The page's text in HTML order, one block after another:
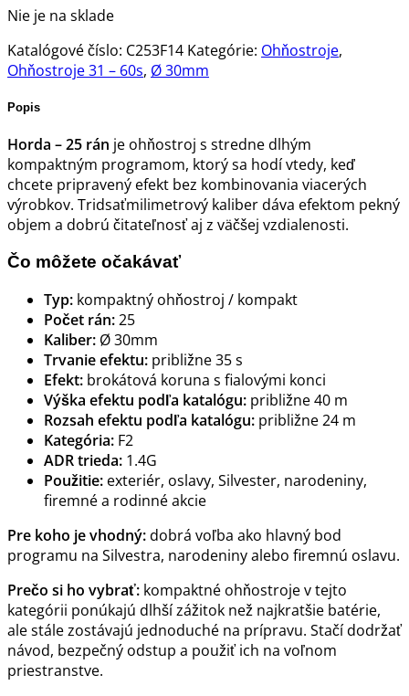
Nie je na sklade
Katalógové číslo: C253F14 Kategórie: Ohňostroje,
Ohňostroje 31 – 60s, Ø 30mm
Popis
Horda – 25 rán je ohňostroj s stredne dlhým
kompaktným programom, ktorý sa hodí vtedy, keď
chcete pripravený efekt bez kombinovania viacerých
výrobkov. Tridsaťmilimetrový kaliber dáva efektom pekný
objem a dobrú čitateľnosť aj z väčšej vzdialenosti.
Čo môžete očakávať
Typ: kompaktný ohňostroj / kompakt
Počet rán:25
Kaliber: Ø 30mm
Trvanie efektu: približne 35 s
Efekt: brokátová koruna s fialovými konci
Výška efektu podľa katalógu: približne 40 m
Rozsah efektu podľa katalógu: približne 24 m
Kategória: F2
ADR trieda: 1.4G
Použitie: exteriér, oslavy, Silvester, narodeniny,
firemné a rodinné akcie
Pre koho je vhodný:dobrá voľba ako hlavný bod
programu na Silvestra, narodeniny alebo firemnú oslavu.
Prečo si ho vybrať: kompaktné ohňostroje v tejto
kategórii ponúkajú dlhší zážitok než najkratšie batérie,
ale stále zostávajú jednoduché na prípravu. Stačí dodržať
návod, bezpečný odstup a použiť ich na voľnom
priestranstve.